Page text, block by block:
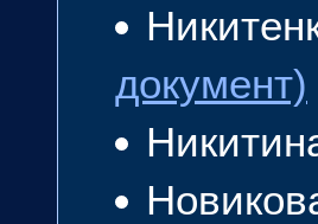
документ)